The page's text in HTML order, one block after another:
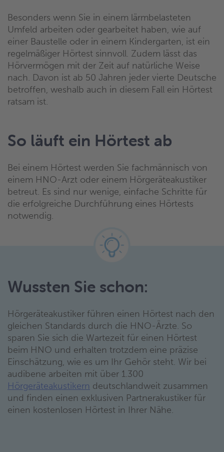
Besonders wenn Sie in einem lärmbelasteten
Umfeld arbeiten oder gearbeitet haben, wie auf
einer Baustelle oder in einem Kindergarten, ist ein
regelmäßiger Hörtest sinnvoll. Zudem lässt das
Hörvermögen mit der Zeit auf natürliche Weise
nach. Davon ist ab 50 Jahren jeder vierte Deutsche
betroffen, weshalb auch in diesem Fall ein Hörtest
ratsam ist.
So läuft ein Hörtest ab
Bei einem Hörtest werden Sie fachmännisch von
einem HNO-Arzt oder einem Hörgeräteakustiker
betreut. Es sind nur wenige, einfache Schritte für
die erfolgreiche Durchführung eines Hörtests
notwendig.
Wussten Sie schon:
Hörgeräteakustiker führen einen Hörtest nach den
gleichen Standards durch die HNO-Ärzte. So
sparen Sie sich die Wartezeit für einen Hörtest
beim HNO und erhalten trotzdem eine präzise
Einschätzung, wie es um Ihr Gehör steht. Wir bei
audibene arbeiten mit über 1.300
Hörgeräteakustikern deutschlandweit zusammen
und finden einen exklusiven Partnerakustiker für
einen kostenlosen Hörtest in Ihrer Nähe.